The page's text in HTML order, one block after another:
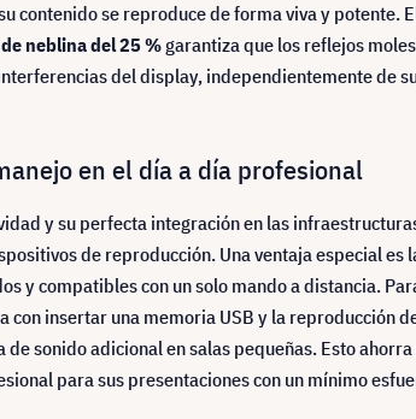
contenido se reproduce de forma viva y
neblina del 25 %garantiza que los reflejos
del display, independientemente de
en el día a día profesional
y su perfecta integración en las
de reproducción. Una ventaja especial es
y compatibles con un solo mando a distancia.
insertar una memoria USB y la reproducción
sonido adicional en salas pequeñas. Esto
para sus presentaciones con un mínimo